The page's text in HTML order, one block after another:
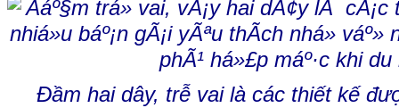
Đầm hai dây, trễ vai là các thiết kế